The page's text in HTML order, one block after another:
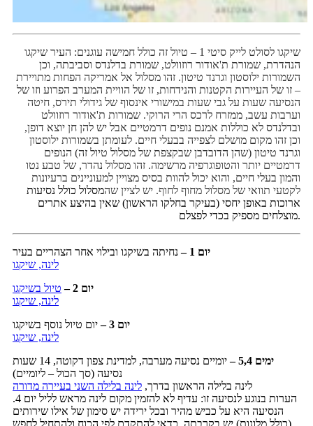
שיקגו לסולט לייק סיטי 1 – טיול זה כולל חמישה עוגנים: העיר שיקגו
הנהדרת, שמורת ת'אודור רוזוולט, שמורת בדלנדס וסביבתה, וכן
השמורות ילוסטון וגרנד טיטון. זהו מסלול אל אמריקה הפחות מתויירת
– זו של העיירות הקטנות והנידחות, זו של הוויית המערב הפרוע וזו של
הנסיעה שעות על גבי שעות במישורי אינסוף של גידולי תירס, חיטה
וערבות עשב, ממזרח לרכס הרי הרוקי. שמורות ת'אודור רוזוולט
ובדלנדס לא כוללות אמנם נופים דרמטיים אבל יש להן חן יוצא דופן,
וכן זהו מקום מושלם לצפייה בבעלי חיים. לעומתן בשמורות ילוסטון
וגרנד טיטון (שהן הדובדבן שבקצפת של מסלול טיול זה) הנופים
דרמטיים יותר והטופוגרפיה מרשימה. זהו מסלול נהדר, של טבע נטו
והמון בעלי חיים, והוא יכול להוות בסיס מצויין למעוניינים ברעיונות
לקטעי תוואי של מסלול מחוף לחוף. יש לציין שהמסלול כולל נסיעות
ארוכות באופן יחסי (בעיקר בחלקו הראשון) שאין בהיצע אתרים
מוצלחים מספיק בכדי לפצלם.
יום 1 –
נחיתה בשיקגו ובילוי אחר הצהריים בעיר
לינה, שיקגו
יום 2 –
טיול בשיקגו
לינה, שיקגו
יום 3 –
יום טיול נוסף בשיקגו
לינה, שיקגו
ימים 5,4 –
יומיים נסיעה מערבה, למדינת צפון דקוטה, 14 שעות
נסיעה (סך הכול – ליומיים)
לינה בלילה הראשון בדרך, לינה בלילה השני בעיירה מדורה
הערות בנוגע לנסיעה זו: עדיף לא להזמין מקום לינה מראש לליל יום 4.
הנסיעה היא על כביש מהיר ובכל ירידה יש סימון של אילו שירותים
(כולל מלונות) יש בקרבתה. כדאי להתקדם לפי הכוח ולהתחיל לחפש